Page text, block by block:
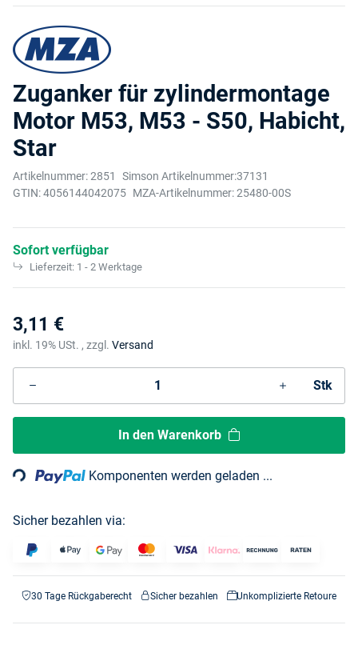
Zuganker für zylindermontage
Motor M53, M53 - S50, Habicht,
Star
Artikelnummer:2851 Simson Artikelnummer:37131
GTIN:4056144042075 MZA-Artikelnummer:25480-00S
Sofort verfügbar
Lieferzeit: 1 - 2 Werktage
3,11 €
inkl. 19% USt. , zzgl. Versand
Stk
In den Warenkorb
Komponenten werden geladen ...
Sicher bezahlen via:
30 Tage Rückgaberecht Sicher bezahlen Unkomplizierte Retoure